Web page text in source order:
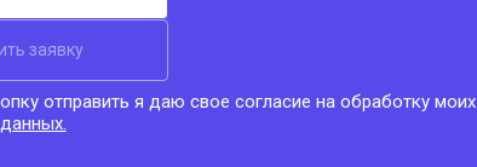
заявку
отправить я даю свое согласие на обработку моих